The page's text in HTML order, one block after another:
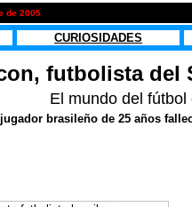
de 2005
CURIOSIDADES
futbolista del
El mundo del
brasileño de 25 años